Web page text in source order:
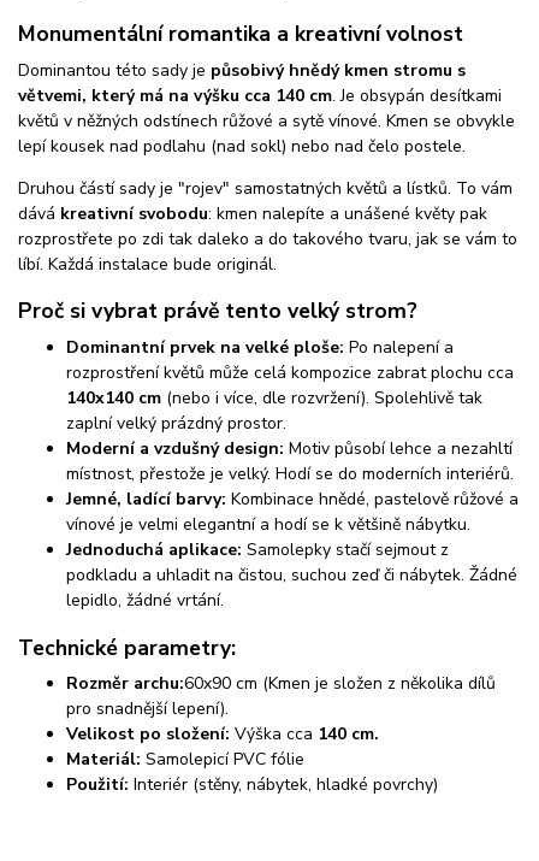
Monumentální romantika a kreativní volnost
Dominantou této sady je působivý hnědý kmen stromu s
větvemi, který má na výšku cca 140 cm. Je obsypán desítkami
květů v něžných odstínech růžové a sytě vínové. Kmen se obvykle
lepí kousek nad podlahu (nad sokl) nebo nad čelo postele.
Druhou částí sady je "rojev" samostatných květů a lístků. To vám
dává kreativní svobodu: kmen nalepíte a unášené květy pak
rozprostřete po zdi tak daleko a do takového tvaru, jak se vám to
líbí. Každá instalace bude originál.
Proč si vybrat právě tento velký strom?
Dominantní prvek na velké ploše: Po nalepení a
rozprostření květů může celá kompozice zabrat plochu cca
140x140 cm (nebo i více, dle rozvržení). Spolehlivě tak
zaplní velký prázdný prostor.
Moderní a vzdušný design: Motiv působí lehce a nezahltí
místnost, přestože je velký. Hodí se do moderních interiérů.
Jemné, ladící barvy: Kombinace hnědé, pastelově růžové a
vínové je velmi elegantní a hodí se k většině nábytku.
Jednoduchá aplikace: Samolepky stačí sejmout z
podkladu a uhladit na čistou, suchou zeď či nábytek. Žádné
lepidlo, žádné vrtání.
Technické parametry:
Rozměr archu:60x90 cm (Kmen je složen z několika dílů
pro snadnější lepení).
Velikost po složení: Výška cca 140 cm.
Materiál: Samolepicí PVC fólie
Použití: Interiér (stěny, nábytek, hladké povrchy)